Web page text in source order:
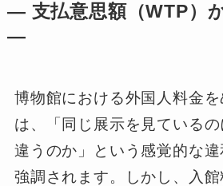
― 支払意思額（WTP）
―
博物館における外国人料金
は、「同じ展示を見ている
違うのか」という感覚的な
強調されます。しかし、入